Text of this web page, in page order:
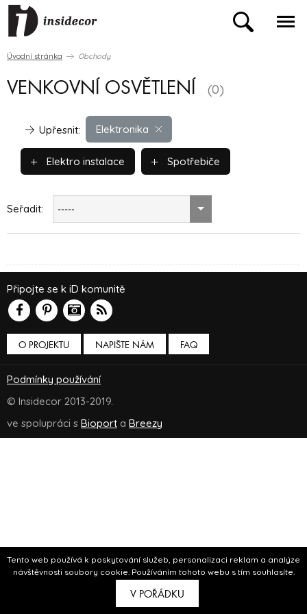
Tento web používá k poskytování služeb, personalizaci reklam a analýze
návštěvnosti soubory cookie. Používáním tohoto webu s tím souhlasíte.
V POŘÁDKU
Úvodní stránka Obchody
VENKOVNÍ OSVĚTLENÍ (0)
Elektronika
Upřesnit:
Elektro instalace Spotřebiče
Seřadit: -----
O PROJEKTU NAPIŠTE NÁM
Připojte se k iD komunitě
FAQ
Podmínky používání
© Insidecor 2013-2019.
ve spolupráci s Bioport a Breezy